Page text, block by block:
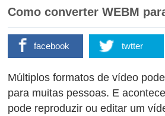
Como converter WEBM
facebook twtter
Múltiplos formatos de vídeo
para muitas pessoas. E
pode reproduzir ou editar um